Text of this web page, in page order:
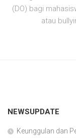
(DO) bagi
atau
NEWSUPDATE
Keunggulan dan